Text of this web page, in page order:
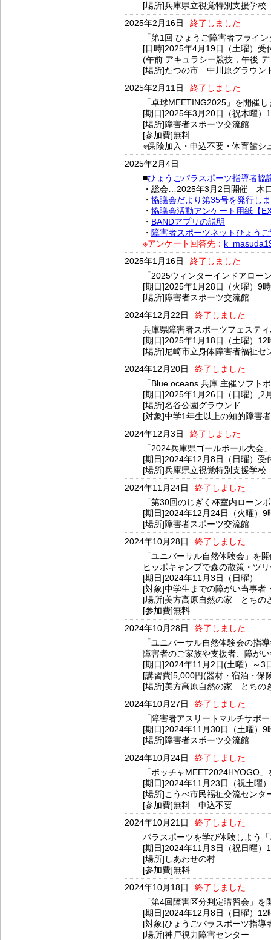
[場所]兵庫県立視覚特別支援学校
2025年2月16日
終了しました
「第1回 ひょうご障害者フライ
[日時]2025年4月19日（土曜）
(午前 アキュラシー競技，午後
[場所]たつの市 中川原グラウン
2025年2月11日
終了しました
「卓球MEETING2025」を開催
[期日]2025年3月20日（祝木曜）
[場所]障害者スポーツ交流館
[参加費]無料
※保険加入・申込不要・体育館シ
2025年2月4日
■ひょうごパラスポーツ指導者協
・総会…2025年3月2日開催 木
・ 協議会だより第35号を発行し
・ 協議会活動アンケート用紙【
・ BANDアプリの説明
・ 障害者スポーツネットひょう
※アンケート回答先：
2025年1月16日
終了しました
「2025ウィンターインドアロー
[期日]2025年1月28日（火曜）9
[場所]障害者スポーツ交流館
2024年12月22日
終了しました
兵庫県障害者スポーツフェステ
[期日]2025年1月18日（土曜）12
[場所]尼崎市立身体障害者福祉セ
2024年12月20日
終了しました
「Blue oceans 兵庫 主催ソフト
[期日]2025年1月26日（日曜）,2
[場所]名谷公園グラウンド
[対象]中学1年生以上の知的障害
2024年12月3日
終了しました
「2024兵庫県ゴールボール大会
[期日]2024年12月8日（日曜）受
[場所]兵庫県立視覚特別支援学校
2024年11月24日
終了しました
「第30回のじぎく杯室内ローン
[期日]2024年12月24日（火曜）9
[場所]障害者スポーツ交流館
2024年10月28日
終了しました
「ユニバーサル自然体験会」を
ヒッポキャンプで森の散策・ツ
[期日]2024年11月3日（日曜）
[対象]中学生までの障がい当事者
[場所]美方高原自然の家 とちの
[参加費]無料
2024年10月28日
終了しました
「ユニバーサル自然体験会の指
障害者のご家族や支援者、障が
[期日]2024年11月2日(土曜）～3
[講習費]5,000円(器材・宿泊・保
[場所]美方高原自然の家 とちの
2024年10月27日
終了しました
「障害者アスリートマルチサポ
[期日]2024年11月30日（土曜）9
[場所]障害者スポーツ交流館
2024年10月24日
終了しました
「ボッチャMEET2024HYOGO
[期日]2024年11月23日（祝土曜
[場所]こうべ市民福祉交流センタ
[参加費]無料 申込不要
2024年10月21日
終了しました
パラスポーツを学び体験しよう
[期日]2024年11月3日（祝日曜）
[場所]しあわせの村
[参加費]無料
2024年10月18日
終了しました
「第4回障害区分判定講習会」を
[期日]2024年12月8日（日曜）12
[対象]ひょうごパラスポーツ指導
[場所]神戸視力障害センター